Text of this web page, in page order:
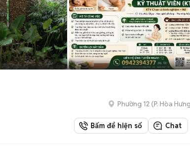
Phường 12 (P. Hòa
Bấm để hiện số Chat